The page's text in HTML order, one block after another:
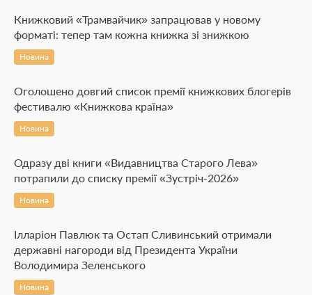
Книжковий «Трамвайчик» запрацював у новому
форматі: тепер там кожна книжка зі знижкою
Новина
Оголошено довгий список премії книжкових блогерів
фестивалю «Книжкова країна»
Новина
Одразу дві книги «Видавництва Старого Лева»
потрапили до списку премії «Зустріч-2026»
Новина
Ілларіон Павлюк та Остап Сливинський отримали
державні нагороди від Президента України
Володимира Зеленського
Новина